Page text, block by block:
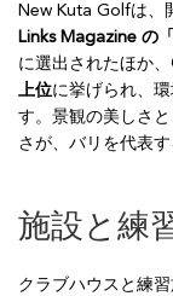
New Kuta Golfは、
Links Magazine の
に選出されたほか、
上位に挙げられ、
す。景観の美しさ
さが、バリを代表
施設と練
クラブハウスと練